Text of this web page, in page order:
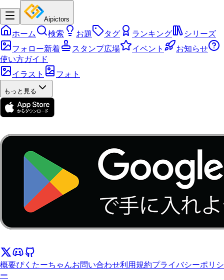
Aipictors
ホーム 検索 お題 タグ ランキング
シリーズ
フォロー新着
スタンプ広場 イベント
お知らせ
使い方ガイド
イラスト
フォト
もっと見る
概要ぴくたーちゃんお問い合わせ利用規約プライバシーポリシ
ー